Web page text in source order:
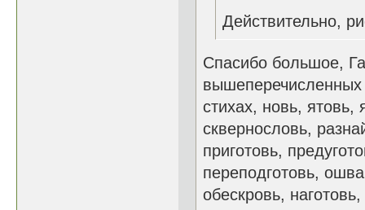
Действительно,
Спасибо большое,
вышеперечисленных
стихах, новь, ятовь,
сквернословь,
приготовь,
переподготовь,
обескровь,